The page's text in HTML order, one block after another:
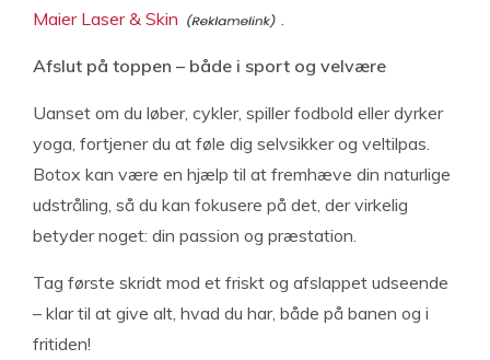
Maier Laser & Skin
.
Afslut på toppen – både i sport og velvære
Uanset om du løber, cykler, spiller fodbold eller dyrker
yoga, fortjener du at føle dig selvsikker og veltilpas.
Botox kan være en hjælp til at fremhæve din naturlige
udstråling, så du kan fokusere på det, der virkelig
betyder noget: din passion og præstation.
Tag første skridt mod et friskt og afslappet udseende
– klar til at give alt, hvad du har, både på banen og i
fritiden!